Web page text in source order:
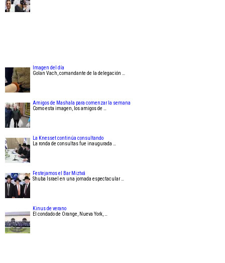
Imagen del día
Golan Vach, comandante de la delegación …
Amigos de Mashala para comenzar la semana
Como esta imagen, los amigos de …
La Knesset continúa consultando
La ronda de consultas fue inaugurada …
Festejamos el Bar Miztvá
Shuba Israel en una jornada espectacular …
Kinus de verano
El condado de Orange, Nueva York, …